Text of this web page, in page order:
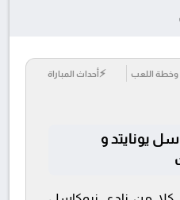
وخطة اللعب ⚡أحداث المباراة
يونايتد و